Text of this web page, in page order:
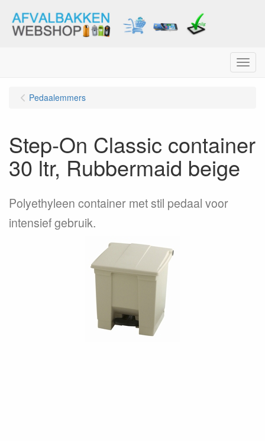
Menu
Pedaalemmers
Step-On Classic container
30 ltr, Rubbermaid beige
Polyethyleen container met stil pedaal voor
intensief gebruik.